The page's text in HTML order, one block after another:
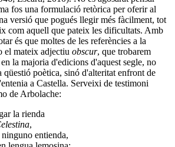
fos una formulació retòrica per oferir al
versió que pogués llegir més fàcilment, tot
com aquell que pateix les dificultats. Amb
és que moltes de les referències a la
el mateix adjectiu obscur, que trobarem
la majoria d'edicions d'aquest segle, no
qüestió poètica, sinó d'alteritat enfront de
a Castella. Serveixi de testimoni
de Arbolache:
la rienda
,
entienda,